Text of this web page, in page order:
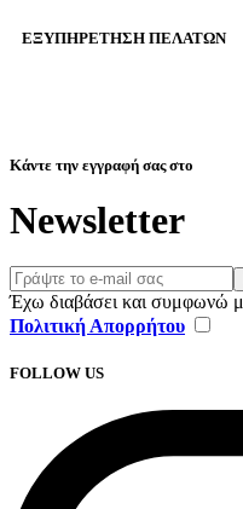
ΕΞΥΠΗΡΈΤΗΣΗ ΠΕΛΑΤΏΝ
Κάντε την εγγραφή σας στο
Newsletter
Έχω διαβάσει και συμφωνώ
Πολιτική Απορρήτου
FOLLOW US